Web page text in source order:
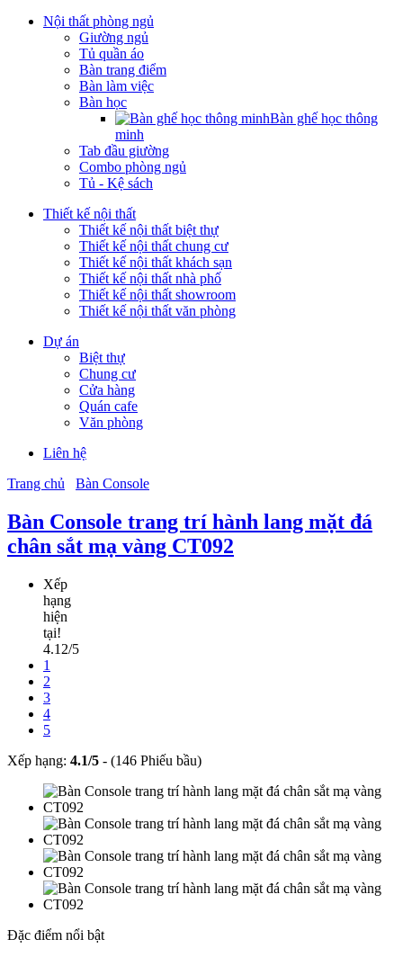
Nội thất phòng ngủ
Giường ngủ
Tủ quần áo
Bàn trang điểm
Bàn làm việc
Bàn học
Bàn ghế học thông
minh
Tab đầu giường
Combo phòng ngủ
Tủ - Kệ sách
Thiết kế nội thất
Thiết kế nội thất biệt thự
Thiết kế nội thất chung cư
Thiết kế nội thất khách sạn
Thiết kế nội thất nhà phố
Thiết kế nội thất showroom
Thiết kế nội thất văn phòng
Dự án
Biệt thự
Chung cư
Cửa hàng
Quán cafe
Văn phòng
Liên hệ
Trang chủ
Bàn Console
Bàn Console trang trí hành lang mặt đá
chân sắt mạ vàng CT092
Xếp
hạng
hiện
tại!
4.12/5
1
2
3
4
5
Xếp hạng: 4.1/5 - (146 Phiếu bầu)
Đặc điểm nổi bật